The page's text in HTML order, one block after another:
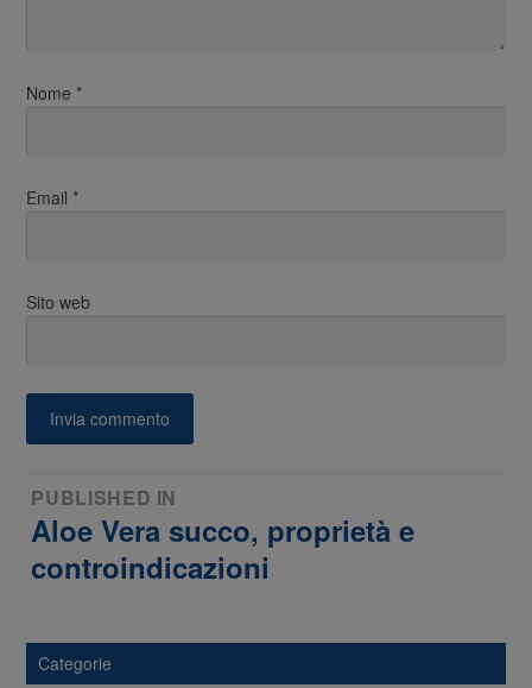
Nome*
Email*
Sito web
Navigazione
articoli
PUBLISHED IN
Aloe Vera succo, proprietà e
controindicazioni
Categorie